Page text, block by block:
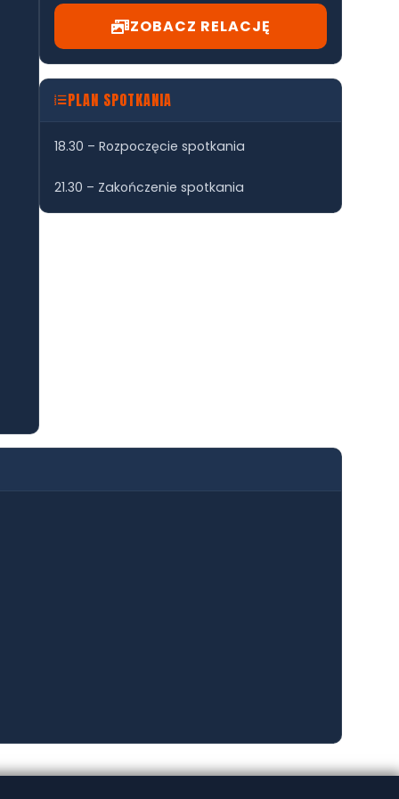
ZOBACZ RELACJĘ
PLAN SPOTKANIA
18.30 – Rozpoczęcie spotkania
21.30 – Zakończenie spotkania